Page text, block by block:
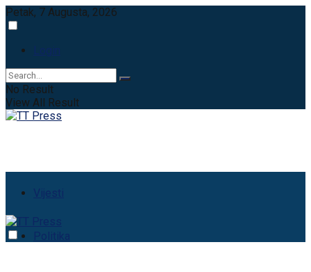
Petak, 7 Augusta, 2026
Login
No Result
View All Result
Vijesti
Politika